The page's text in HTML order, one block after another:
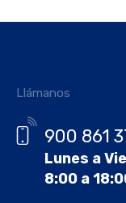
Llámanos
900 861
Lunes a
8:00 a